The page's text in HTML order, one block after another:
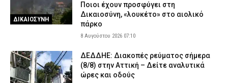
ΔΙΚΑΙΟΣΥΝΗ
Ποιοι έχουν προσφύγει στη
Δικαιοσύνη, «λουκέτο» στο αιολικό
πάρκο
8 Αυγούστου 2026 07:10
ΔΕΔΔΗΕ: Διακοπές ρεύματος σήμερα
(8/8) στην Αττική – Δείτε αναλυτικά
ώρες και οδούς